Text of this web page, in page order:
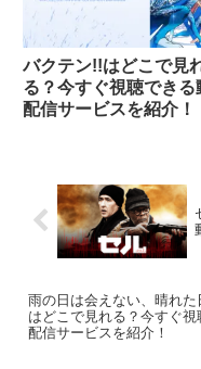
バクテン!!はどこで見
る？今すぐ視聴できる
配信サービスを紹介！
雨の日は会えない、晴れた
はどこで見れる？今すぐ
配信サービスを紹介！